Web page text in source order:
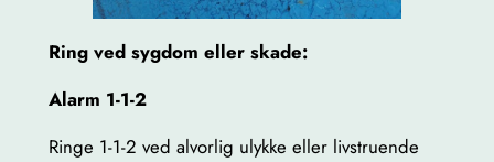
Ring ved sygdom eller skade:
Alarm 1-1-2
Ringe 1-1-2 ved alvorlig ulykke eller livstruende